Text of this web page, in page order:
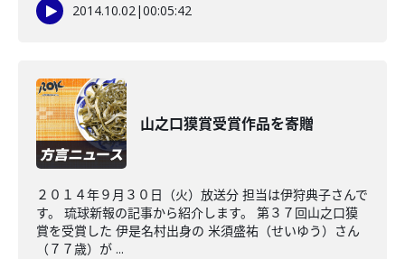
2014.10.02|00:05:42
山之口獏賞受賞作品を寄贈
２０１４年９月３０日（火）放送分 担当は伊狩典子さんで
す。 琉球新報の記事から紹介します。 第３７回山之口獏
賞を受賞した 伊是名村出身の 米須盛祐（せいゆう）さん
（７７歳）が ...